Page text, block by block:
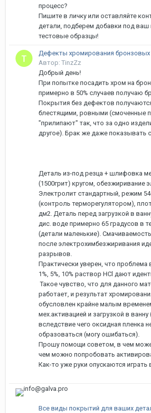
процесс?
Пишите в личку или оставляйте
детали, подберем добавки под
тестовые образцы!
Дефекты хромирования бронзовых
Автор: TinzZz
Добрый день!
При попытке посадить хром на
примерно в 50% случаев получаю
Покрытия без дефектов
блестящими, ровными (смоченные
"прилипают" так, что за одно
другое). Брак же даже показывать
Деталь из-под резца + шлифовка
(1500грит) кругом, обезжиривание
Электролит стандартный, режим
(контроль терморегулятором),
дм2. Деталь перед загрузкой в
дис. воде примерно 65 градусов в
(детали маленькие).
после электрохимбезжиривания
разрывов.
Практически уверен, что проблема
1%, 5%, 10% раствор HCl дают
Такое чувство, что для данного
работает, и результат
обусловлен крайне малым
мех.активацией и загрузкой в
вследствие чего оксидная пленка
образоваться (могу ошибаться).
Прошу помощи советом, в чем
чем можно попробовать
Как-то уже руки опускаются играть
Все виды покрытий для ваших